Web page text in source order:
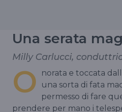
Una serata
Milly Carlucci,
O
norata e toccata
una sorta di fata
permesso di fare
prendere per mano i